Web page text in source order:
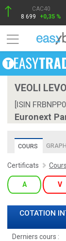
CAC40
8 699
+0,35 %
VEOLI
[ISIN
Euronext
COURS
Certificats Cours
A V
COTATION
Derniers cours :